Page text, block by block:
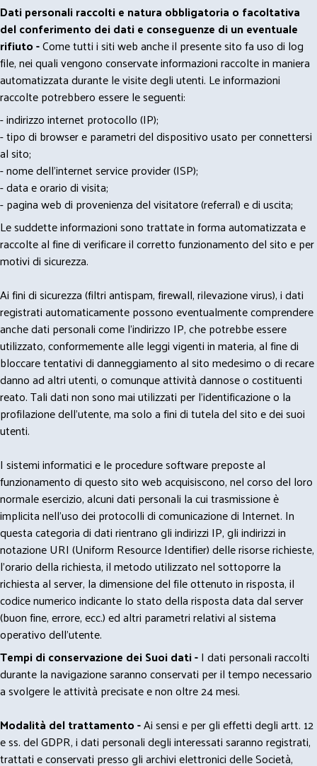
Dati personali raccolti e natura obbligatoria o facoltativa
del conferimento dei dati e conseguenze di un eventuale
rifiuto -Come tutti i siti web anche il presente sito fa uso di log
file, nei quali vengono conservate informazioni raccolte in maniera
automatizzata durante le visite degli utenti. Le informazioni
raccolte potrebbero essere le seguenti:
- indirizzo internet protocollo (IP);
- tipo di browser e parametri del dispositivo usato per connettersi
al sito;
- nome dell'internet service provider (ISP);
- data e orario di visita;
- pagina web di provenienza del visitatore (referral) e di uscita;
Le suddette informazioni sono trattate in forma automatizzata e
raccolte al fine di verificare il corretto funzionamento del sito e per
motivi di sicurezza.
Ai fini di sicurezza (filtri antispam, firewall, rilevazione virus), i dati
registrati automaticamente possono eventualmente comprendere
anche dati personali come l'indirizzo IP, che potrebbe essere
utilizzato, conformemente alle leggi vigenti in materia, al fine di
bloccare tentativi di danneggiamento al sito medesimo o di recare
danno ad altri utenti, o comunque attività dannose o costituenti
reato. Tali dati non sono mai utilizzati per l'identificazione o la
profilazione dell'utente, ma solo a fini di tutela del sito e dei suoi
utenti.
I sistemi informatici e le procedure software preposte al
funzionamento di questo sito web acquisiscono, nel corso del loro
normale esercizio, alcuni dati personali la cui trasmissione è
implicita nell'uso dei protocolli di comunicazione di Internet. In
questa categoria di dati rientrano gli indirizzi IP, gli indirizzi in
notazione URI (Uniform Resource Identifier) delle risorse richieste,
l'orario della richiesta, il metodo utilizzato nel sottoporre la
richiesta al server, la dimensione del file ottenuto in risposta, il
codice numerico indicante lo stato della risposta data dal server
(buon fine, errore, ecc.) ed altri parametri relativi al sistema
operativo dell'utente.
Tempi di conservazione dei Suoi dati -I dati personali raccolti
durante la navigazione saranno conservati per il tempo necessario
a svolgere le attività precisate e non oltre 24 mesi.
Modalità del trattamento -Ai sensi e per gli effetti degli artt. 12
e ss. del GDPR, i dati personali degli interessati saranno registrati,
trattati e conservati presso gli archivi elettronici delle Società,